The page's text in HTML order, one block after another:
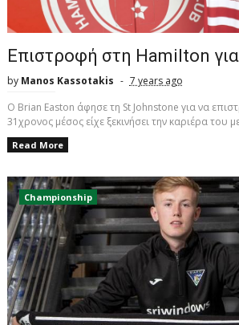
Επιστροφή στη Hamilton
by Manos Kassotakis
7 years ago
O Brian Easton άφησε τη St Johnstone για να
31χρονος μέσος είχε ξεκινήσει την καριέρα του
Read More
Championship